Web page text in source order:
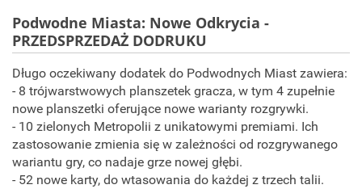
Podwodne Miasta: Nowe Odkrycia -
PRZEDSPRZEDAŻ DODRUKU
Długo oczekiwany dodatek do Podwodnych Miast zawiera:
- 8 trójwarstwowych planszetek gracza, w tym 4 zupełnie
nowe planszetki oferujące nowe warianty rozgrywki.
- 10 zielonych Metropolii z unikatowymi premiami. Ich
zastosowanie zmienia się w zależności od rozgrywanego
wariantu gry, co nadaje grze nowej głębi.
- 52 nowe karty, do wtasowania do każdej z trzech talii.